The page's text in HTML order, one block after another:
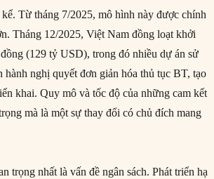
Từ tháng 7/2025, mô hình này được chính
Tháng 12/2025, Việt Nam đồng loạt khởi
(129 tỷ USD), trong đó nhiều dự án sử
nghị quyết đơn giản hóa thủ tục BT, tạo
khai. Quy mô và tốc độ của những cam kết
mà là một sự thay đổi có chủ đích mang
trọng nhất là vấn đề ngân sách. Phát triển hạ